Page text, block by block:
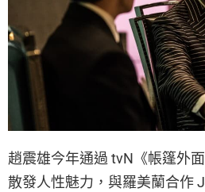
趙震雄今年通過 tvN《帳篷外
散發人性魅力，與羅美蘭合作